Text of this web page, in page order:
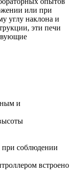
или при
углу наклона и
эти печи
и
при соблюдении
встроено